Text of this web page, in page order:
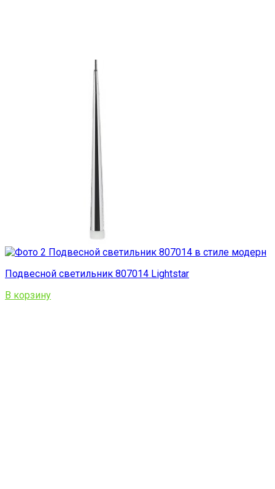
Подвесной светильник 807014 Lightstar
В корзину